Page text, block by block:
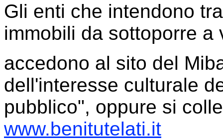
Gli enti che intendono
immobili da sottoporre a
accedono al sito del
dell'interesse culturale
pubblico", oppure si
www.benitutelati.it